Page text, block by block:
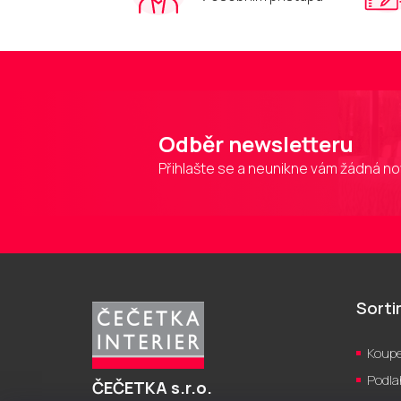
Odběr newsletteru
Přihlašte se a neunikne vám žádná
ČEČETKA s.r.o.